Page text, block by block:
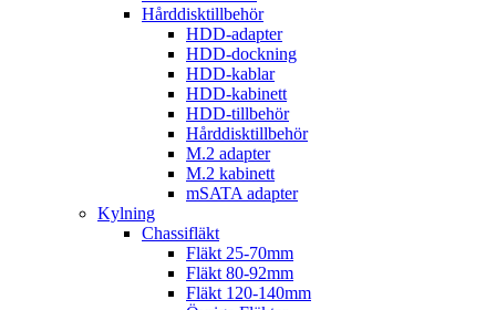
Hårddisktillbehör
HDD-adapter
HDD-dockning
HDD-kablar
HDD-kabinett
HDD-tillbehör
Hårddisktillbehör
M.2 adapter
M.2 kabinett
mSATA adapter
Kylning
Chassifläkt
Fläkt 25-70mm
Fläkt 80-92mm
Fläkt 120-140mm